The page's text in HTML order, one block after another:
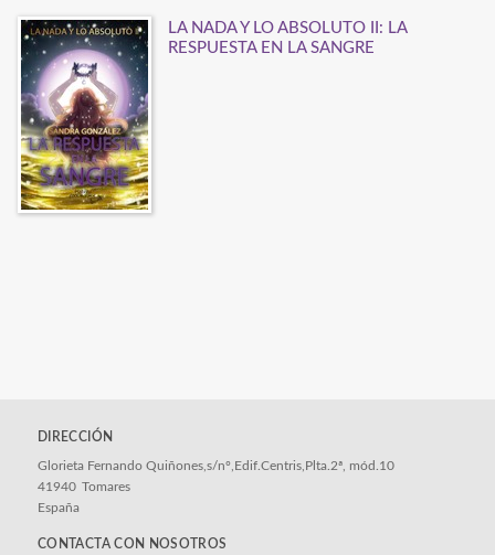
LA NADA Y LO ABSOLUTO II: LA
RESPUESTA EN LA SANGRE
DIRECCIÓN
Glorieta Fernando Quiñones,s/nº,Edif.Centris,Plta.2ª, mód.10
41940 Tomares
España
CONTACTA CON NOSOTROS